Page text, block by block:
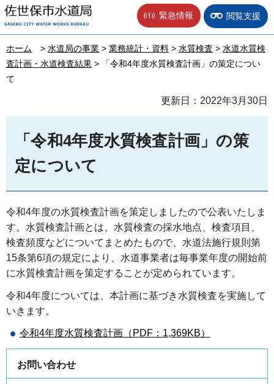
佐世保市水道局 緊急情報 閲覧支援
ホーム > 水道局の事業 > 業務統計・資料 > 水質検査 > 水道水質検
査計画・水道検査結果 > 「令和4年度水質検査計画」の策定につい
て
更新日：2022年3月30日
「令和4年度水質検査計画」の策
定について
令和4年度の水質検査計画を策定しましたので公表いたしま
す。水質検査計画とは、水質検査の採水地点、検査項目、
検査頻度などについてまとめたもので、水道法施行規則第
15条第6項の規定により、水道事業者は毎事業年度の開始前
に水質検査計画を策定することが定められています。
令和4年度については、本計画に基づき水質検査を実施して
いきます。
令和4年度水質検査計画（PDF：1,369KB）
お問い合わせ